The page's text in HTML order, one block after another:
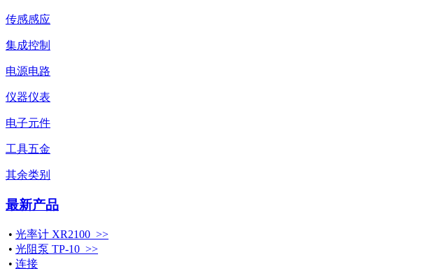
传感感应
集成控制
电源电路
仪器仪表
电子元件
工具五金
其余类别
最新产品
• 光率计 XR2100 >>
• 光阻泵 TP-10 >>
• 连接